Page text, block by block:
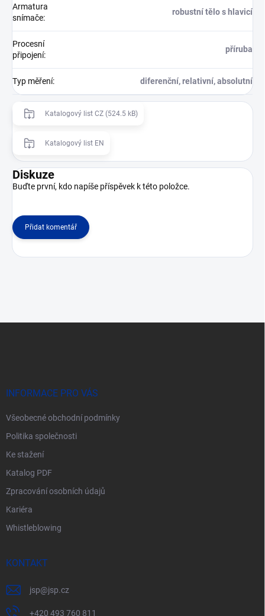
Armatura
snímače:
robustní tělo s hlavicí
Procesní
připojení:
příruba
Typ měření: diferenční, relativní, absolutní
Katalogový list CZ (524.5 kB)
Katalogový list EN
Diskuze
Buďte první, kdo napíše příspěvek k této položce.
Přidat komentář
INFORMACE PRO VÁS
Všeobecné obchodní podmínky
Politika společnosti
Ke stažení
Katalog PDF
Zpracování osobních údajů
Kariéra
Whistleblowing
KONTAKT
jsp@jsp.cz
+420 493 760 811